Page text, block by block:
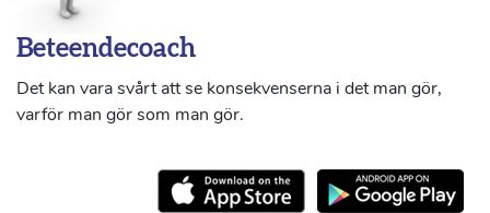
Beteendecoach
Det kan vara svårt att se konsekvenserna i det man gör,
varför man gör som man gör.